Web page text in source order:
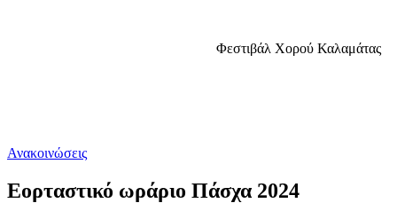
Φεστιβάλ Χορού Καλαμάτας
Ανακοινώσεις
Εορταστικό ωράριο Πάσχα 2024